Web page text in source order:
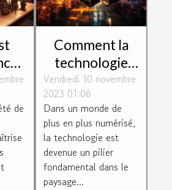
?
de
Comment la
technologie
façonne les
connexions
d'entreprise
Vendredi 10 novembre
2023 01:06
Dans un monde de
plus en plus numérisé,
la technologie est
devenue un pilier
fondamental dans le
paysage...